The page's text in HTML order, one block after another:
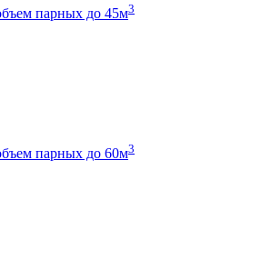
парных до 45м3
парных до 60м3